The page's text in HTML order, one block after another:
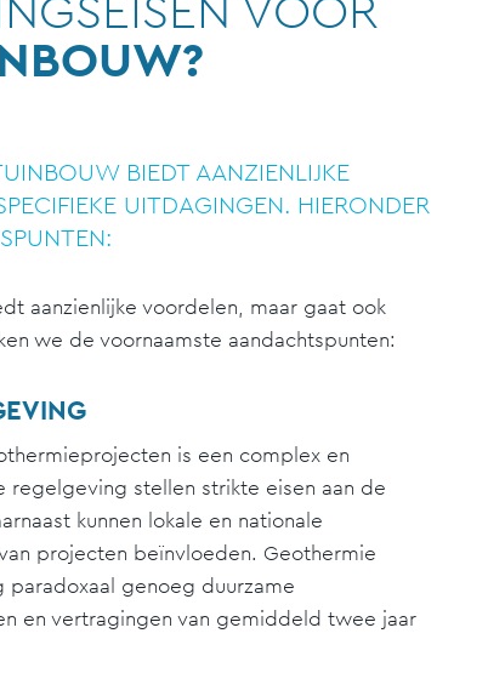
BIEDT AANZIENLIJKE
UITDAGINGEN. HIERONDER
aanzienlijke voordelen, maar gaat ook
we de voornaamste aandachtspunten:
is een complex en
stellen strikte eisen aan de
kunnen lokale en nationale
projecten beïnvloeden. Geothermie
genoeg duurzame
en vertragingen van gemiddeld twee jaar